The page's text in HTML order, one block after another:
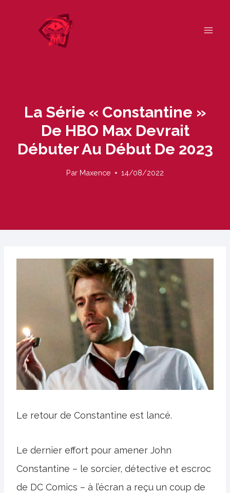
La Série « Constantine »
De HBO Max Devrait
Débuter Au Début De 2023
Par Maxence 14/08/2022
Le retour de Constantine est lancé.
Le dernier effort pour amener John
Constantine – le sorcier, détective et escroc
de DC Comics – à l’écran a reçu un coup de